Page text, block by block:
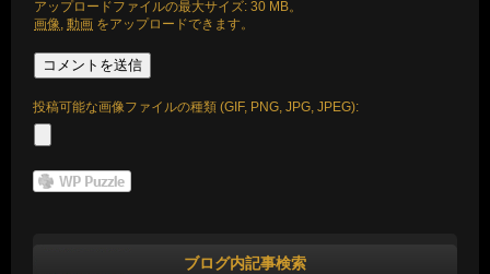
アップロードファイルの最大サイズ: 30 MB。
画像,動画 をアップロードできます。
投稿可能な画像ファイルの種類 (GIF, PNG, JPG, JPEG):
ブログ内記事検索